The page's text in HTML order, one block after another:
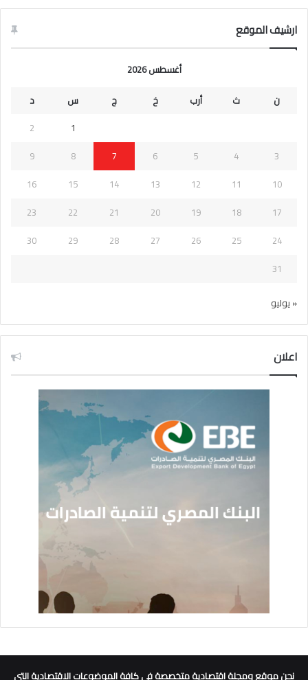
ارشيف الموقع
أغسطس 2026
ن
ث أرب خ ج س
د
1
2
3
4
5
6
7
8
9
10
11
12
13
14
15
16
17
18
19
20
21
22
23
24
25
26
27
28
29
30
31
« يوليو
اعلان
نحن موقع ومجلة اقتصادية متخصصة في كافة الموضوعات الاقتصادية التي